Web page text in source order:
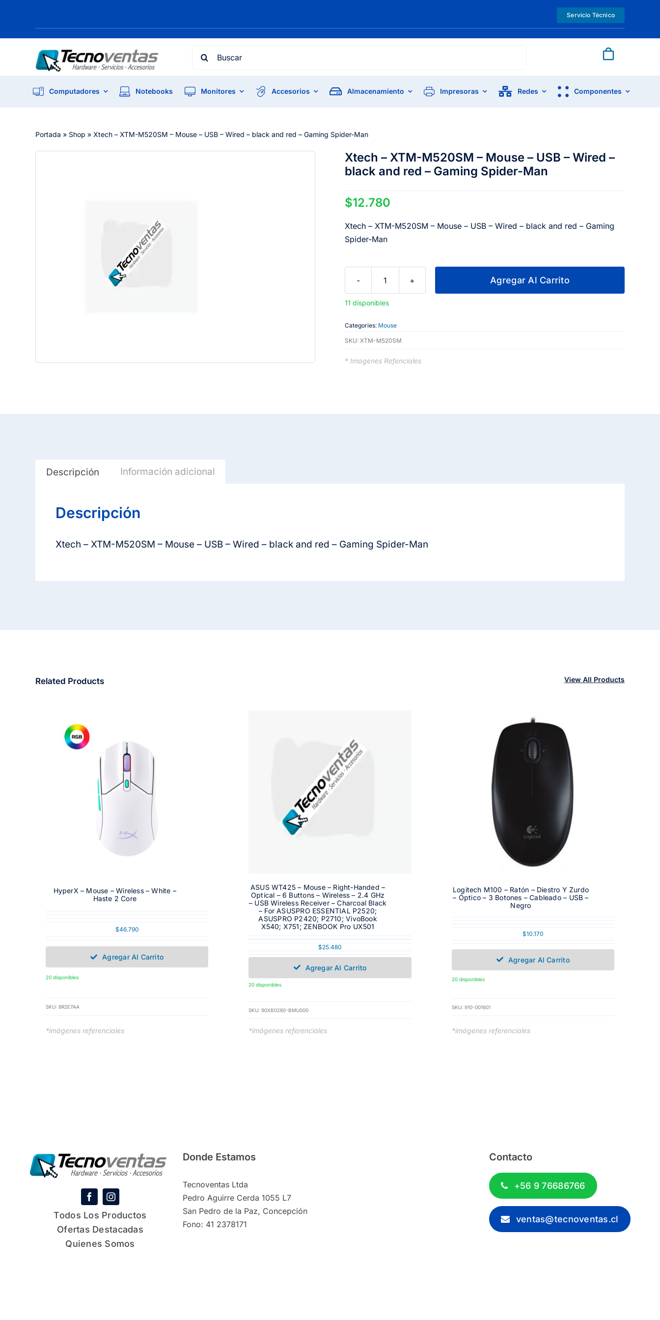
Servicio Técnico
Search
Computadores Notebooks Monitores Accesorios Almacenamiento Impresoras Redes Componentes
Portada » Shop » Xtech – XTM-M520SM – Mouse – USB – Wired – black and red – Gaming Spider-Man
Xtech – XTM-M520SM – Mouse – USB – Wired –
black and red – Gaming Spider-Man
$12.780
Xtech – XTM-M520SM – Mouse – USB – Wired – black and red – Gaming
Spider-Man
Xtech
-
M520SM
-
-
Agregar Al Carrito
11 disponibles
Categories: Mouse
SKU: XTM-M520SM
* Imagenes Refenciales
Descripción Información adicional
Descripción
Xtech – XTM-M520SM – Mouse – USB – Wired – black and red – Gaming Spider-Man
Related Products View All Products
HyperX – Mouse – Wireless – White –
Haste 2 Core
$46.790
Agregar Al Carrito
20 disponibles
SKU: 8R2E7AA
*imágenes referenciales
ASUS WT425 – Mouse – Right-Handed –
Optical – 6 Buttons – Wireless – 2.4 GHz
– USB Wireless Receiver – Charcoal Black
– For ASUSPRO ESSENTIAL P2520;
ASUSPRO P2420; P2710; VivoBook
X540; X751; ZENBOOK Pro UX501
$25.480
Agregar Al Carrito
20 disponibles
SKU:90XB0280-BMU000
*imágenes referenciales
Logitech M100 – Ratón – Diestro Y Zurdo
– Óptico – 3 Botones – Cableado – USB –
Negro
$10.170
Agregar Al Carrito
20 disponibles
SKU: 910-001601
*imágenes referenciales
Todos Los Productos
Ofertas Destacadas
Quienes Somos
Donde Estamos
Tecnoventas Ltda
Pedro Aguirre Cerda 1055 L7
San Pedro de la Paz, Concepción
Fono: 41 2378171
Contacto
+56 9 76686766
ventas@tecnoventas.cl